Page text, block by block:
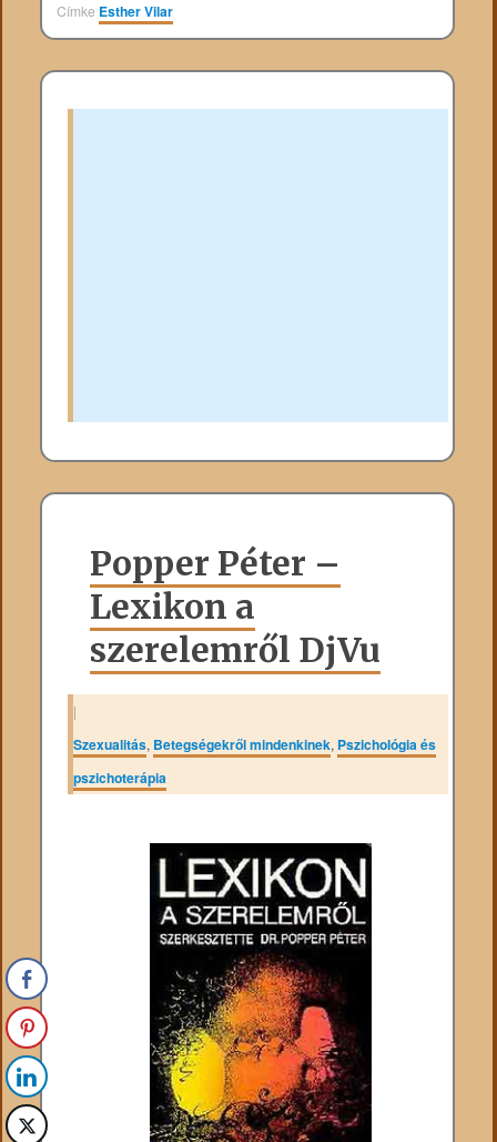
Címke Esther Vilar
Popper Péter –
Lexikon a
szerelemről DjVu
|
Szexualitás, Betegségekről mindenkinek, Pszichológia és
pszichoterápia